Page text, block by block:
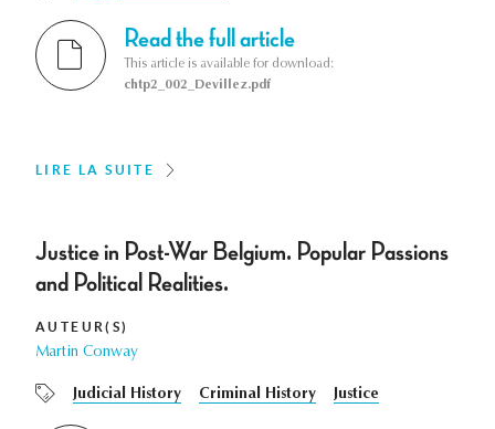
Read the full article
This article is available for download:
chtp2_002_Devillez.pdf
LIRE LA SUITE
Justice in Post-War Belgium. Popular Passions
and Political Realities.
AUTEUR(S)
Martin Conway
Judicial History Criminal History Justice